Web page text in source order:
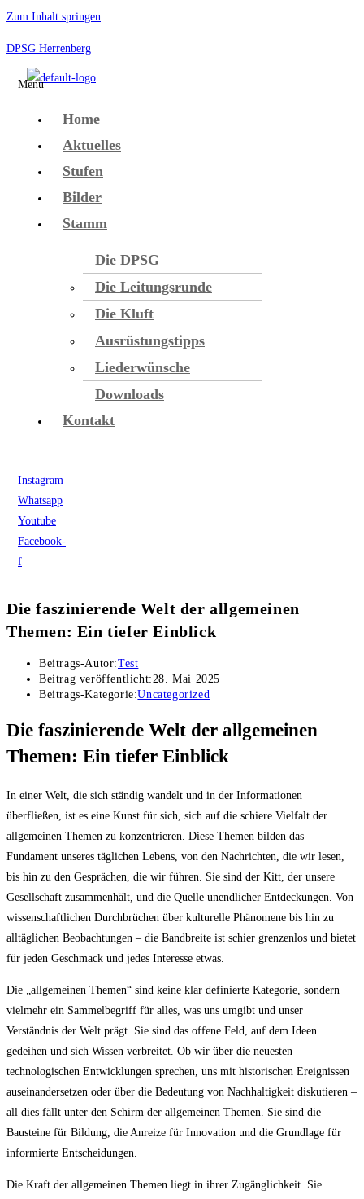
Zum Inhalt springen
DPSG Herrenberg
Menü
Home
Aktuelles
Stufen
Bilder
Stamm
Die DPSG
Die Leitungsrunde
Die Kluft
Ausrüstungstipps
Liederwünsche
Downloads
Kontakt
Instagram
Whatsapp
Youtube
Facebook-
f
Die faszinierende Welt der allgemeinen
Themen: Ein tiefer Einblick
Beitrags-Autor:Test
Beitrag veröffentlicht:28. Mai 2025
Beitrags-Kategorie:Uncategorized
Die faszinierende Welt der allgemeinen
Themen: Ein tiefer Einblick
In einer Welt, die sich ständig wandelt und in der Informationen
überfließen, ist es eine Kunst für sich, sich auf die schiere Vielfalt der
allgemeinen Themen zu konzentrieren. Diese Themen bilden das
Fundament unseres täglichen Lebens, von den Nachrichten, die wir lesen,
bis hin zu den Gesprächen, die wir führen. Sie sind der Kitt, der unsere
Gesellschaft zusammenhält, und die Quelle unendlicher Entdeckungen. Von
wissenschaftlichen Durchbrüchen über kulturelle Phänomene bis hin zu
alltäglichen Beobachtungen – die Bandbreite ist schier grenzenlos und bietet
für jeden Geschmack und jedes Interesse etwas.
Die „allgemeinen Themen“ sind keine klar definierte Kategorie, sondern
vielmehr ein Sammelbegriff für alles, was uns umgibt und unser
Verständnis der Welt prägt. Sie sind das offene Feld, auf dem Ideen
gedeihen und sich Wissen verbreitet. Ob wir über die neuesten
technologischen Entwicklungen sprechen, uns mit historischen Ereignissen
auseinandersetzen oder über die Bedeutung von Nachhaltigkeit diskutieren –
all dies fällt unter den Schirm der allgemeinen Themen. Sie sind die
Bausteine für Bildung, die Anreize für Innovation und die Grundlage für
informierte Entscheidungen.
Die Kraft der allgemeinen Themen liegt in ihrer Zugänglichkeit. Sie